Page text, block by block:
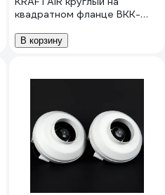
квадратном фланце ВКК-
В корзину